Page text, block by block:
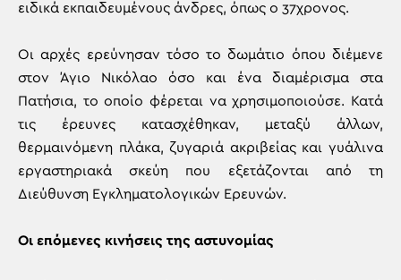
ειδικά εκπαιδευμένους άνδρες, όπως ο 37χρονος.
Οι αρχές ερεύνησαν τόσο το δωμάτιο όπου διέμενε
στον Άγιο Νικόλαο όσο και ένα διαμέρισμα στα
Πατήσια, το οποίο φέρεται να χρησιμοποιούσε. Κατά
τις έρευνες κατασχέθηκαν, μεταξύ άλλων,
θερμαινόμενη πλάκα, ζυγαριά ακριβείας και γυάλινα
εργαστηριακά σκεύη που εξετάζονται από τη
Διεύθυνση Εγκληματολογικών Ερευνών.
Οι επόμενες κινήσεις της αστυνομίας